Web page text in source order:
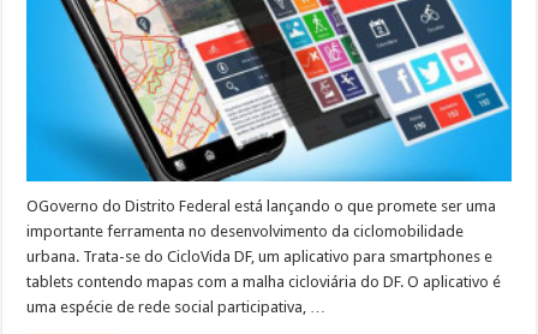
OGoverno do Distrito Federal está lançando o que promete ser uma
importante ferramenta no desenvolvimento da ciclomobilidade
urbana. Trata-se do CicloVida DF, um aplicativo para smartphones e
tablets contendo mapas com a malha cicloviária do DF. O aplicativo é
uma espécie de rede social participativa, …